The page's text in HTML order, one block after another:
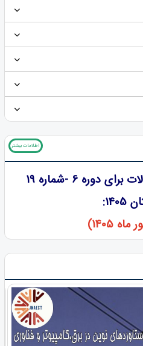
اطلاعات بیشتر
آخرین مهلت ارسال مقالات برای دوره 6 -شماره 19